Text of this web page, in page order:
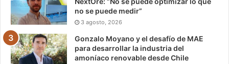
no se puede medir”
3 agosto, 2026
Gonzalo Moyano y el desafío de MAE
para desarrollar la industria del
amoníaco renovable desde Chile